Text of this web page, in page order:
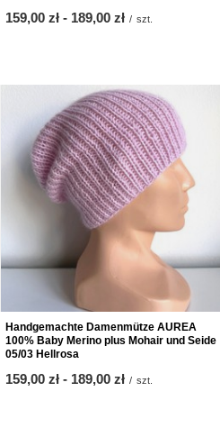
ab
159,00 zł - bis
189,00 zł / szt.
Handgemachte Damenmütze AUREA
100% Baby Merino plus Mohair und Seide
05/03 Hellrosa
ab
159,00 zł - bis
189,00 zł / szt.